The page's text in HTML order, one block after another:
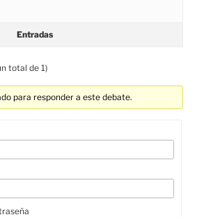
Entradas
total de 1)
para responder a este debate.